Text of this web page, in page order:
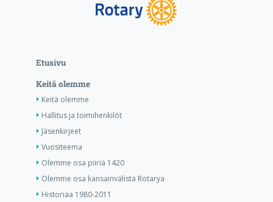
Etusivu
Keitä olemme
Keitä olemme
Hallitus ja toimihenkilöt
Jäsenkirjeet
Vuositeema
Olemme osa piiriä 1420
Olemme osa kansainvälistä Rotarya
Historiaa 1980-2011